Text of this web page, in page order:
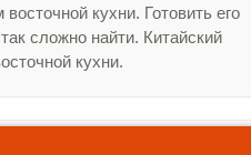
кухни. Готовить его
сложно найти. Китайский
кухни.